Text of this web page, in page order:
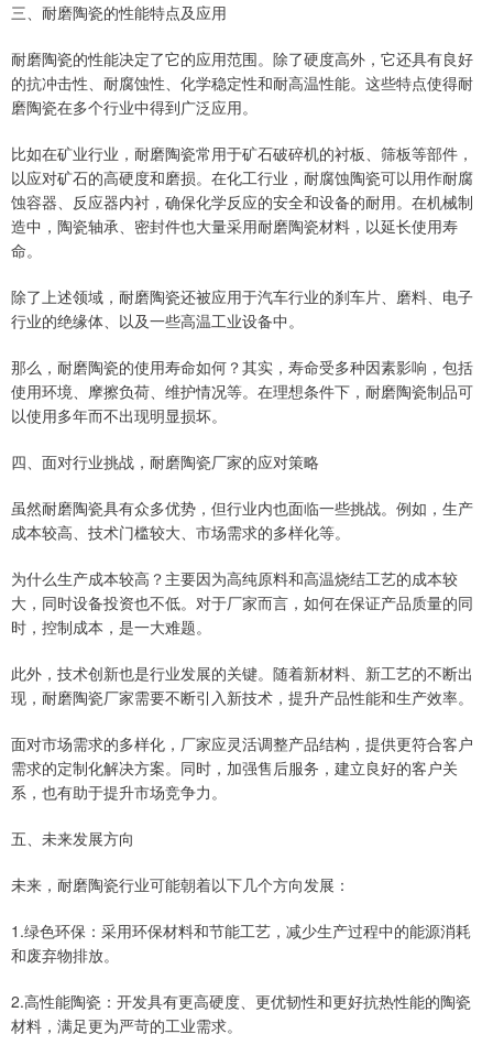
三、耐磨陶瓷的性能特点及应用
耐磨陶瓷的性能决定了它的应用范围。除了硬度高外，它还具有良好
的抗冲击性、耐腐蚀性、化学稳定性和耐高温性能。这些特点使得耐
磨陶瓷在多个行业中得到广泛应用。
比如在矿业行业，耐磨陶瓷常用于矿石破碎机的衬板、筛板等部件，
以应对矿石的高硬度和磨损。在化工行业，耐腐蚀陶瓷可以用作耐腐
蚀容器、反应器内衬，确保化学反应的安全和设备的耐用。在机械制
造中，陶瓷轴承、密封件也大量采用耐磨陶瓷材料，以延长使用寿
命。
除了上述领域，耐磨陶瓷还被应用于汽车行业的刹车片、磨料、电子
行业的绝缘体、以及一些高温工业设备中。
那么，耐磨陶瓷的使用寿命如何？其实，寿命受多种因素影响，包括
使用环境、摩擦负荷、维护情况等。在理想条件下，耐磨陶瓷制品可
以使用多年而不出现明显损坏。
四、面对行业挑战，耐磨陶瓷厂家的应对策略
虽然耐磨陶瓷具有众多优势，但行业内也面临一些挑战。例如，生产
成本较高、技术门槛较大、市场需求的多样化等。
为什么生产成本较高？主要因为高纯原料和高温烧结工艺的成本较
大，同时设备投资也不低。对于厂家而言，如何在保证产品质量的同
时，控制成本，是一大难题。
此外，技术创新也是行业发展的关键。随着新材料、新工艺的不断出
现，耐磨陶瓷厂家需要不断引入新技术，提升产品性能和生产效率。
面对市场需求的多样化，厂家应灵活调整产品结构，提供更符合客户
需求的定制化解决方案。同时，加强售后服务，建立良好的客户关
系，也有助于提升市场竞争力。
五、未来发展方向
未来，耐磨陶瓷行业可能朝着以下几个方向发展：
1.绿色环保：采用环保材料和节能工艺，减少生产过程中的能源消耗
和废弃物排放。
2.高性能陶瓷：开发具有更高硬度、更优韧性和更好抗热性能的陶瓷
材料，满足更为严苛的工业需求。